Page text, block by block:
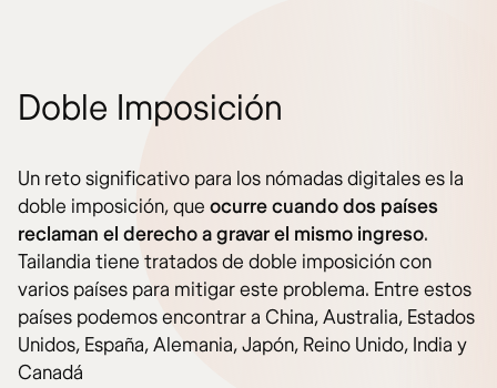
Doble Imposición
Un reto significativo para los nómadas digitales es la
doble imposición, que ocurre cuando dos países
reclaman el derecho a gravar el mismo ingreso.
Tailandia tiene tratados de doble imposición con
varios países para mitigar este problema. Entre estos
países podemos encontrar a China, Australia, Estados
Unidos, España, Alemania, Japón, Reino Unido, India y
Canadá